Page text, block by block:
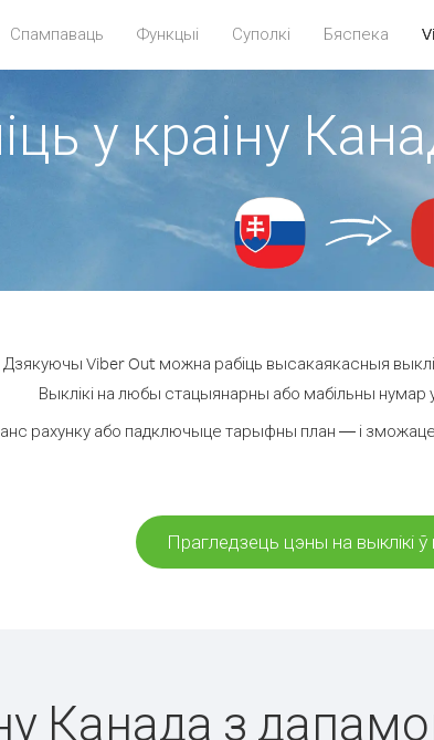
Спампаваць Функцыі Суполкі Бяспека
у краіну
Дзякуючы Viber Out можна рабіць высакаякасныя
Выклікі на любы стацыянарны або мабільны нумар у
рахунку або падключыце тарыфны план — і зможаце
Прагледзець цэны на выклікі ў
Канада з